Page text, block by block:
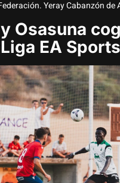
Yeray Cabanzón de
Osasuna
EA